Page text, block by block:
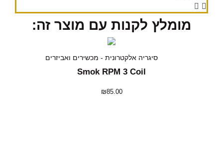
מומלץ לקנות עם מוצר זה:
סיגריה אלקטרונית - מכשירים ואביזרים
Smok RPM 3 Coil
₪85.00